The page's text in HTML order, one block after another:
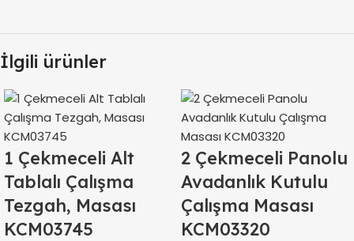
İlgili ürünler
1 Çekmeceli Alt
Tablalı Çalışma
Tezgah, Masası
KCM03745
2 Çekmeceli Panolu
Avadanlık Kutulu
Çalışma Masası
KCM03320